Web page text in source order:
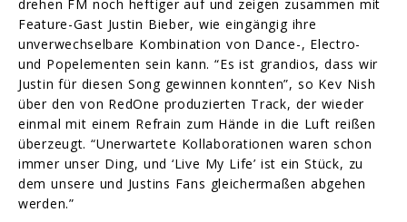
drehen FM noch heftiger auf und zeigen zusammen mit
Feature-Gast Justin Bieber, wie eingängig ihre
unverwechselbare Kombination von Dance-, Electro-
und Popelementen sein kann. “Es ist grandios, dass wir
Justin für diesen Song gewinnen konnten”, so Kev Nish
über den von RedOne produzierten Track, der wieder
einmal mit einem Refrain zum Hände in die Luft reißen
überzeugt. “Unerwartete Kollaborationen waren schon
immer unser Ding, und ‘Live My Life’ ist ein Stück, zu
dem unsere und Justins Fans gleichermaßen abgehen
werden.”